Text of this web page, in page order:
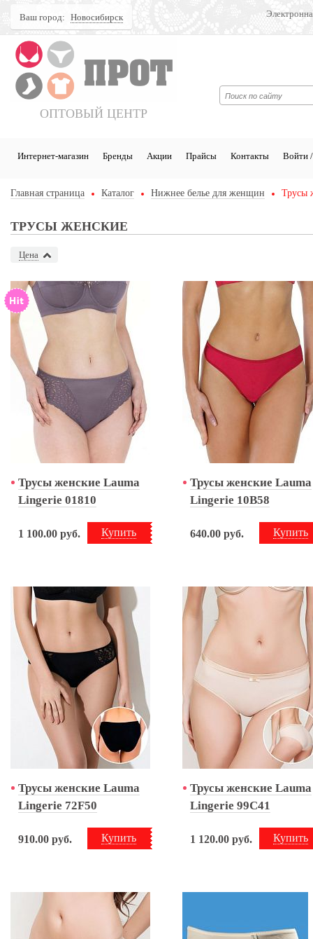
Ваш город: Новосибирск
ОПТОВЫЙ ЦЕНТР
Интернет-магазин Бренды Акции Прайсы Контакты Войти /
Главная страница Каталог Нижнее белье для женщин Трусы
ТРУСЫ ЖЕНСКИЕ
Цена
Трусы женские Lauma
Lingerie 01810
Купить
1 100.00 руб.
Трусы женские Lauma
Lingerie 10B58
Купить
640.00 руб.
Трусы женские Lauma
Lingerie 72F50
Купить
910.00 руб.
Трусы женские Lauma
Lingerie 99C41
Купить
1 120.00 руб.